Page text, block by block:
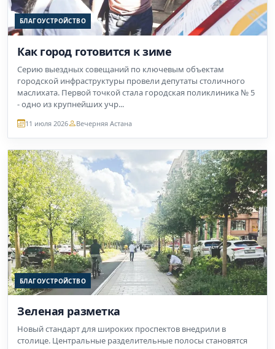
БЛАГОУСТРОЙСТВО
Как город готовится к зиме
Серию выездных совещаний по ключевым объектам
городской инфраструктуры провели депутаты столичного
маслихата. Первой точкой стала городская поликлиника № 5
- одно из крупнейших учр...
11 июля 2026 Вечерняя Астана
БЛАГОУСТРОЙСТВО
Зеленая разметка
Новый стандарт для широких проспектов внедрили в
столице. Центральные разделительные полосы становятся